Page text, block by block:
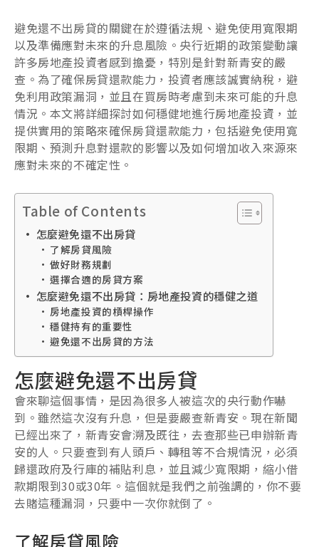
避免還不出房貸的關鍵在於遵循法規、避免使用寬限期
以及準備應對未來的升息風險。央行近期的政策變動讓
許多房地產投資者感到擔憂，特別是針對新青安的嚴
查。為了確保房貸還款能力，投資者應該誠實納稅，避
免利用政策漏洞，並且在買房時考慮到未來可能的升息
情況。本文將詳細探討如何穩健地進行房地產投資，並
提供實用的策略來確保房貸還款能力，包括避免使用寬
限期、預測升息對還款的影響以及如何增加收入來源來
應對未來的不確定性。
Table of Contents
怎麼避免還不出房貸
了解房貸風險
做好財務規劃
選擇合適的房貸方案
怎麼避免還不出房貸：房地產投資的穩健之道
房地產投資的槓桿操作
穩健持有的重要性
避免還不出房貸的方法
怎麼避免還不出房貸
會來聊這個事情，是因為很多人被這次的央行動作嚇
到。雖然這次沒有升息，但是要嚴查新青安。現在新聞
已經出來了，新青安會溯及既往，去查那些已申辦新青
安的人。只要查到有人頭戶、轉租等不合規情況，必須
歸還政府及行庫的補貼利息，並且減少寬限期，縮小借
款期限到30或30年。這個就是我們之前強調的，你不要
去賭這種漏洞，只要中一次你就倒了。
了解房貸風險